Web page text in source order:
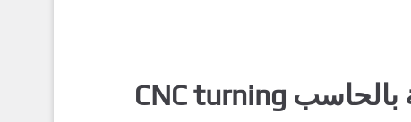
تشغيل أولي علي المخارط المبرمجة بالحاسب CNC turning